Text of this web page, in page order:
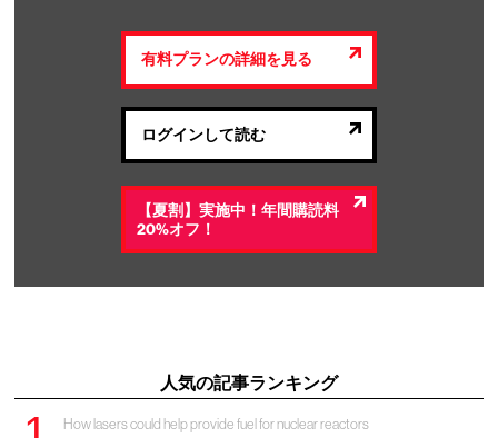
有料プランの詳細を見る
ログインして読む
【夏割】実施中！年間購読料
20%オフ！
人気の記事ランキング
How lasers could help provide fuel for nuclear reactors